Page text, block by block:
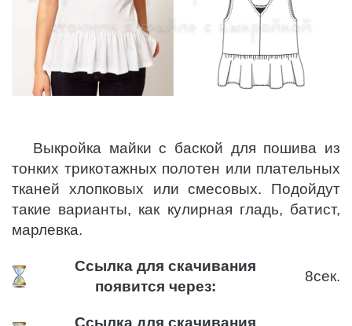
Выкройка майки с баской для пошива из
тонких трикотажных полотен или плательных
тканей хлопковых или смесовых. Подойдут
такие варианты, как кулирная гладь, батист,
марлевка.
Ссылка для скачивания
появится через:
8сек.